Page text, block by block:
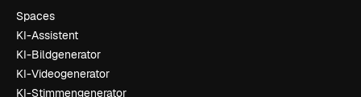
Spaces
KI-Assistent
KI-Bildgenerator
KI-Videogenerator
KI-Stimmengenerator